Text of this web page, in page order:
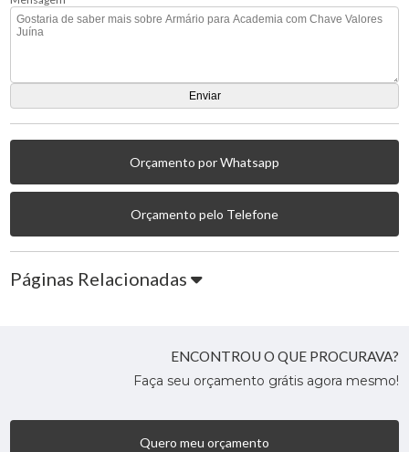
Orçamento por Whatsapp
Orçamento pelo Telefone
Páginas Relacionadas
ENCONTROU O QUE PROCURAVA?
Faça seu orçamento grátis agora mesmo!
Quero meu orçamento